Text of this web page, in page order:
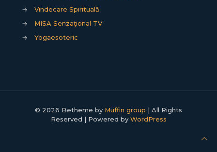
→
Vindecare Spirituală
→
MISA Senzațional TV
→
Yogaesoteric
© 2026 Betheme by Muffin group | All Rights
Reserved | Powered by WordPress